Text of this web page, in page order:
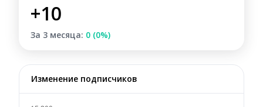
+10
За 3 месяца: 0 (0%)
Изменение подписчиков